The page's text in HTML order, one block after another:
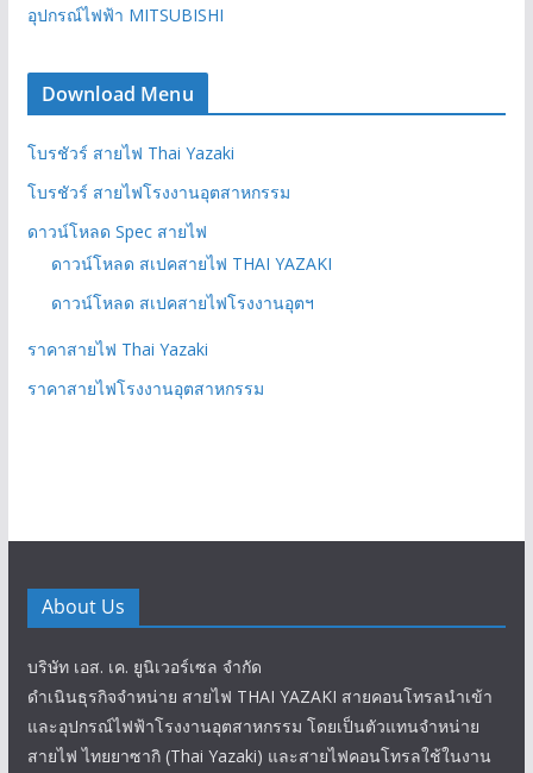
อุปกรณ์ไฟฟ้า MITSUBISHI
Download Menu
โบรชัวร์ สายไฟ Thai Yazaki
โบรชัวร์ สายไฟโรงงานอุตสาหกรรม
ดาวน์โหลด Spec สายไฟ
ดาวน์โหลด สเปคสายไฟ THAI YAZAKI
ดาวน์โหลด สเปคสายไฟโรงงานอุตฯ
ราคาสายไฟ Thai Yazaki
ราคาสายไฟโรงงานอุตสาหกรรม
About Us
บริษัท เอส. เค. ยูนิเวอร์เซล จำกัด
ดำเนินธุรกิจจำหน่าย สายไฟ THAI YAZAKI สายคอนโทรลนำเข้า
และอุปกรณ์ไฟฟ้าโรงงานอุตสาหกรรม โดยเป็นตัวแทนจำหน่าย
สายไฟ ไทยยาซากิ (Thai Yazaki) และสายไฟคอนโทรลใช้ในงาน